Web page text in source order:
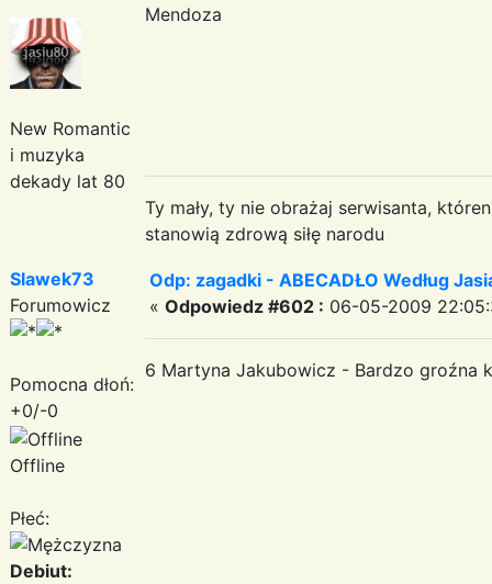
New Romantic
i muzyka
dekady lat 80
Mendoza
Ty mały, ty nie obrażaj serwisanta,
stanowią zdrową siłę narodu
Slawek73
Forumowicz
Pomocna dłoń:
+0/-0
Offline
Płeć:
Debiut:
Odp: zagadki - ABECADŁO Według
« Odpowiedz #602 : 06-05-2009
6 Martyna Jakubowicz - Bardzo groźna